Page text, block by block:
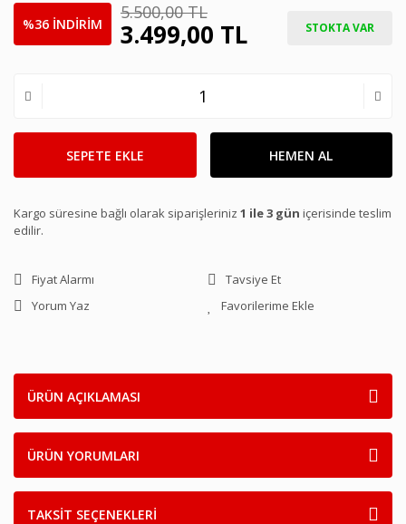
%36 İNDİRİM
5.500,00 TL
3.499,00 TL STOKTA VAR
SEPETE EKLE HEMEN AL
Kargo süresine bağlı olarak siparişleriniz 1 ile 3 gün içerisinde teslim
edilir.
Fiyat Alarmı
Tavsiye Et
Yorum Yaz
ÜRÜN AÇIKLAMASI
ÜRÜN YORUMLARI
TAKSİT SEÇENEKLERİ